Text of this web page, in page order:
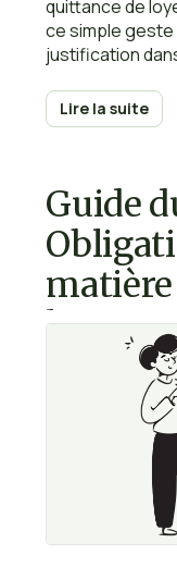
quittance de
ce simple geste
justification
doivent y figurer
Lire la suite
Guide
matière